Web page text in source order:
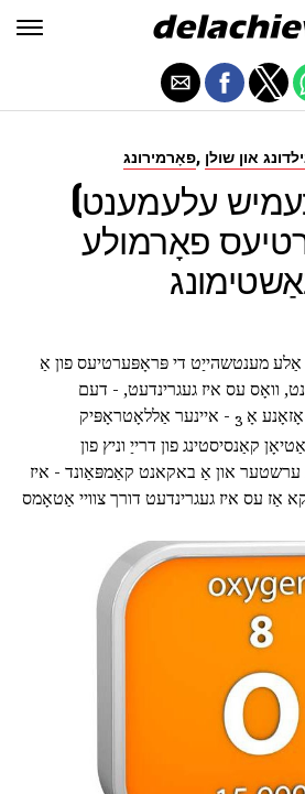
פאָרמירונג, און שולן
עלעמענט)
פאָרמולע
אַלע מענטשהייַט די פּראָפּערטיעס פון אַ
וואָס עס איז געגרינדעט, - דעם
אָ 3 - איינער אַללאָטראָפּיק
קאַנסיסטינג פון דרייַ וניץ פון
און אַ באקאנט קאַמפּאַונד - איז
אַז עס איז געגרינדעט דורך צוויי אַטאָמס